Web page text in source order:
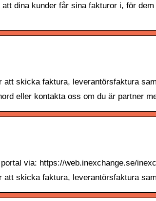
dina kunder får sina fakturor i, för
skicka faktura, leverantörsfaktura
eller kontakta oss om du är partner
via: https://web.inexchange.se/
skicka faktura, leverantörsfaktura